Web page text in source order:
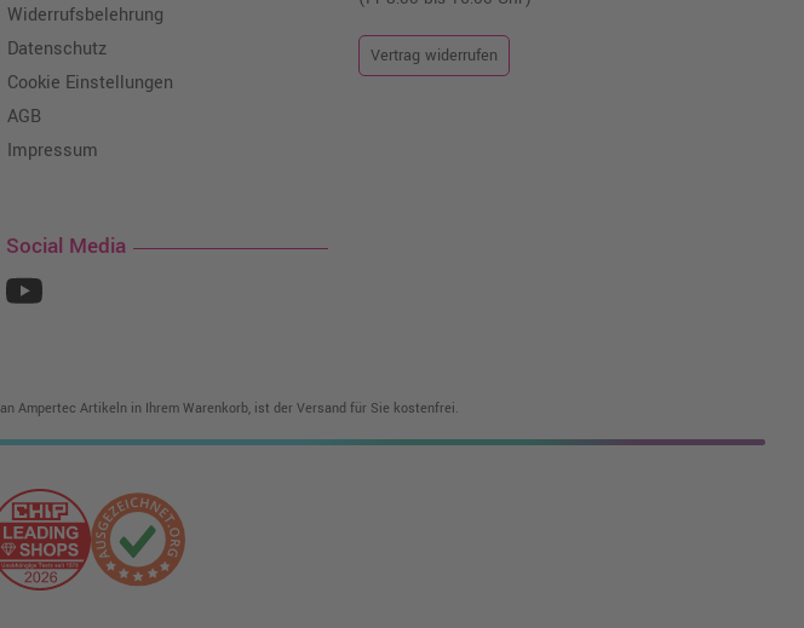
Widerrufsbelehrung
Datenschutz
Cookie Einstellungen
AGB
Impressum
Vertrag widerrufen
Social Media
Ampertec Artikeln in Ihrem Warenkorb, ist der Versand für Sie kostenfrei.